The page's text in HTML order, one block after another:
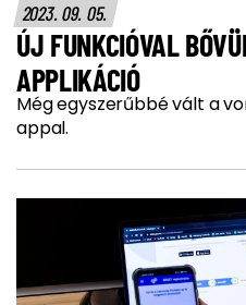
2023. 09. 05.
ÚJ FUNKCIÓVAL
APPLIKÁCIÓ
Még egyszerűbbé vált a
appal.